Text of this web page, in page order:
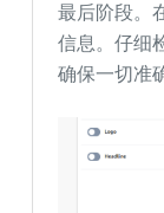
最后阶段。
信息。仔细
确保一切准